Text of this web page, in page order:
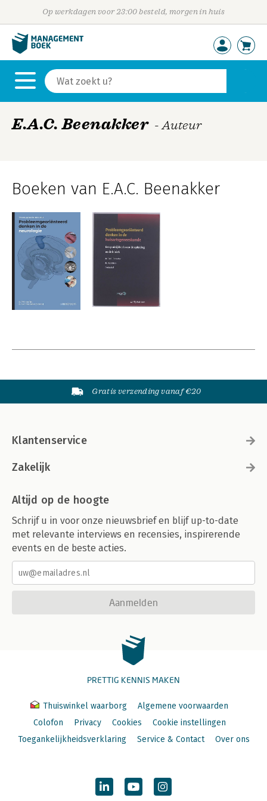
Op werkdagen voor 23:00 besteld, morgen in huis
E.A.C. Beenakker - Auteur
Boeken van E.A.C. Beenakker
Gratis verzending vanaf €20
Klantenservice
Zakelijk
Altijd op de hoogte
Schrijf u in voor onze nieuwsbrief en blijf up-to-date
met relevante interviews en recensies, inspirerende
events en de beste acties.
Aanmelden
PRETTIG KENNIS MAKEN
Thuiswinkel waarborg
Algemene voorwaarden
Colofon
Privacy Cookies
Cookie instellingen
Toegankelijkheidsverklaring
Service & Contact Over ons